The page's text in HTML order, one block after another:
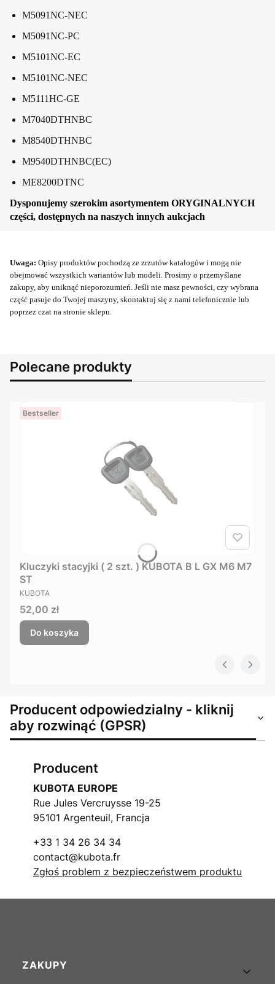
M5091NC-NEC
M5091NC-PC
M5101NC-EC
M5101NC-NEC
M5111HC-GE
M7040DTHNBC
M8540DTHNBC
M9540DTHNBC(EC)
ME8200DTNC
Dysponujemy szerokim asortymentem ORYGINALNYCH
części, dostępnych na naszych innych aukcjach
Uwaga: Opisy produktów pochodzą ze zrzutów katalogów i mogą nie
obejmować wszystkich wariantów lub modeli. Prosimy o przemyślane
zakupy, aby uniknąć nieporozumień. Jeśli nie masz pewności, czy wybrana
część pasuje do Twojej maszyny, skontaktuj się z nami telefonicznie lub
poprzez czat na stronie sklepu.
Polecane produkty
Bestseller
Kluczyki stacyjki ( 2 szt. ) KUBOTA B L GX M6 M7
ST
PRODUCENT
KUBOTA
Cena
52,00 zł
Do koszyka
Producent odpowiedzialny - kliknij
aby rozwinąć (GPSR)
Producent
KUBOTA EUROPE
Rue Jules Vercruysse 19-25
95101 Argenteuil, Francja
+33 1 34 26 34 34
contact@kubota.fr
Zgłoś problem z bezpieczeństwem produktu
Linki w stopce
ZAKUPY